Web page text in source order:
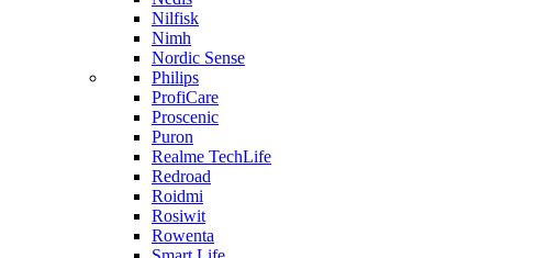
Nilfisk
Nimh
Nordic Sense
Philips
ProfiCare
Proscenic
Puron
Realme TechLife
Redroad
Roidmi
Rosiwit
Rowenta